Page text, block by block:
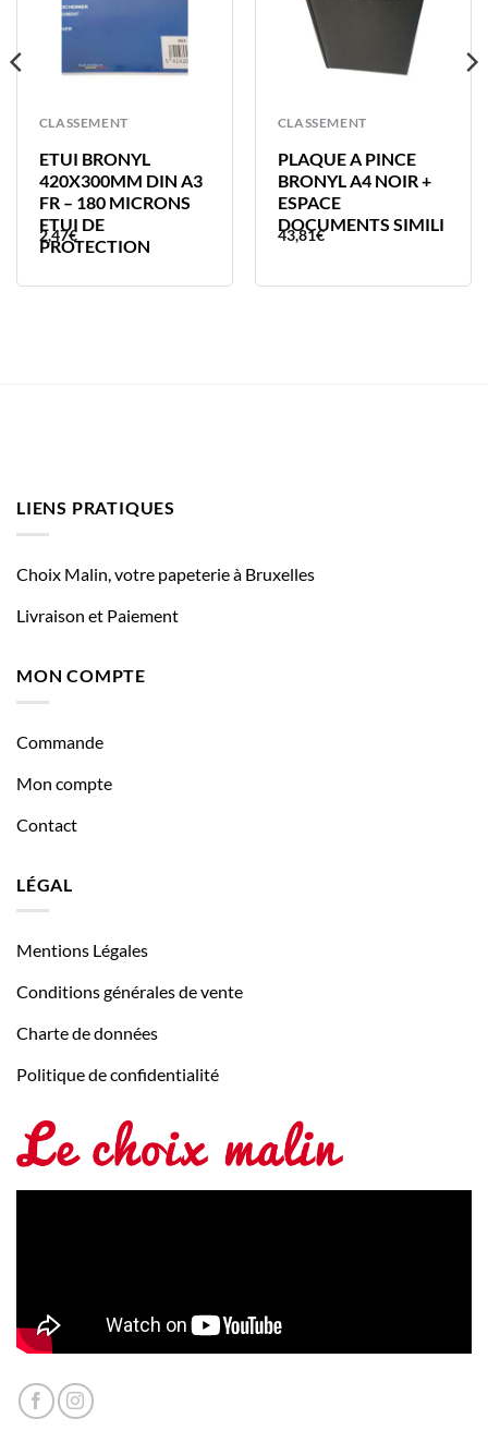
CLASSEMENT
ETUI BRONYL
420X300MM DIN A3
FR – 180 MICRONS
ETUI DE
PROTECTION
2,47€
CLASSEMENT
PLAQUE A PINCE
BRONYL A4 NOIR +
ESPACE
DOCUMENTS SIMILI
43,81€
LIENS PRATIQUES
Choix Malin, votre papeterie à Bruxelles
Livraison et Paiement
MON COMPTE
Commande
Mon compte
Contact
LÉGAL
Mentions Légales
Conditions générales de vente
Charte de données
Politique de confidentialité